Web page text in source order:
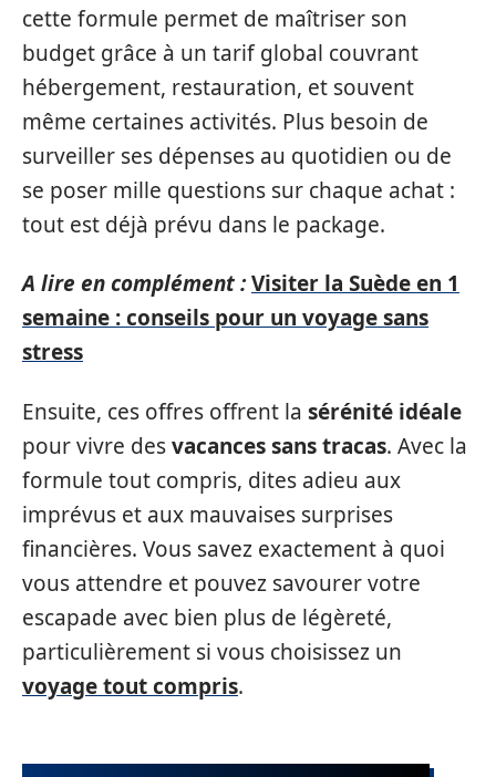
cette formule permet de maîtriser son
budget grâce à un tarif global couvrant
hébergement, restauration, et souvent
même certaines activités. Plus besoin de
surveiller ses dépenses au quotidien ou de
se poser mille questions sur chaque achat :
tout est déjà prévu dans le package.
A lire en complément :Visiter la Suède en 1
semaine : conseils pour un voyage sans
stress
Ensuite, ces offres offrent la sérénité idéale
pour vivre desvacances sans tracas. Avec la
formule tout compris, dites adieu aux
imprévus et aux mauvaises surprises
financières. Vous savez exactement à quoi
vous attendre et pouvez savourer votre
escapade avec bien plus de légèreté,
particulièrement si vous choisissez un
voyage tout compris.